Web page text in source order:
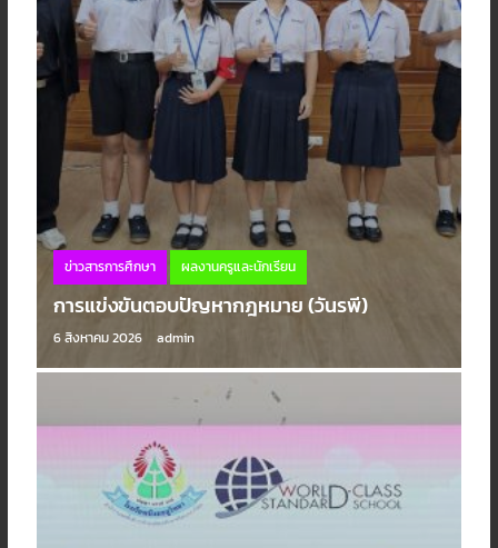
ข่าวสารการศึกษา ผลงานครูและนักเรียน
การแข่งขันตอบปัญหากฎหมาย (วันรพี)
6 สิงหาคม 2026 admin